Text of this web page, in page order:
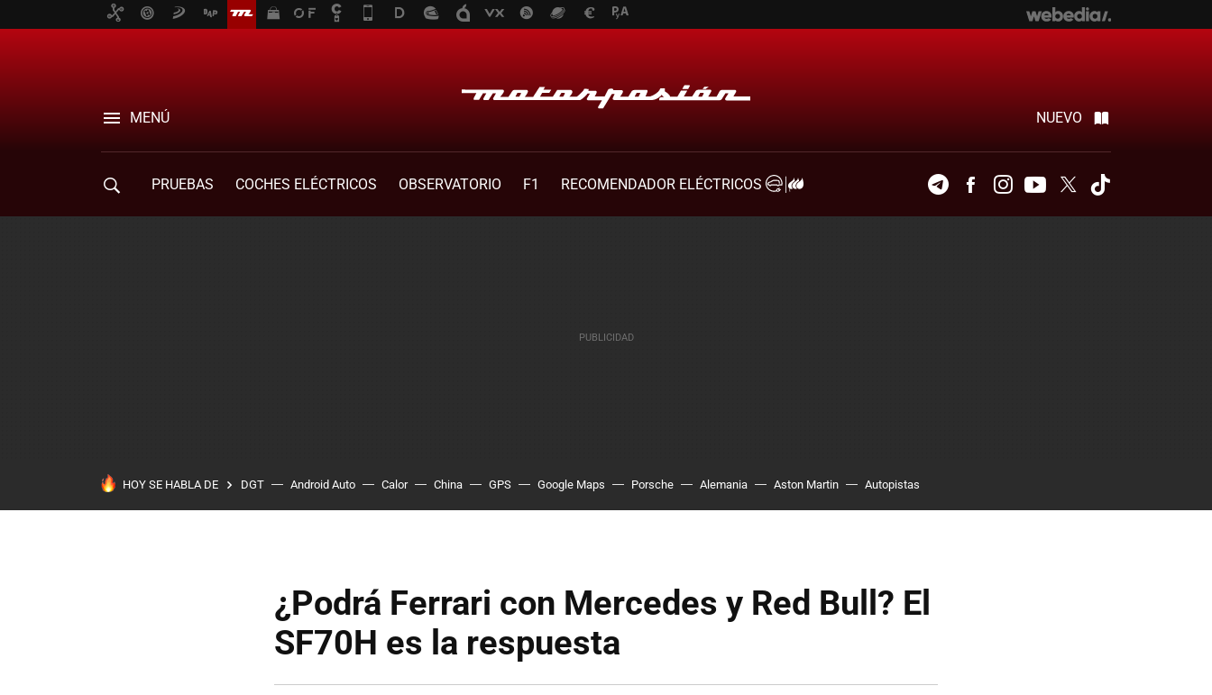
MENÚ NUEVO
PRUEBAS COCHES ELÉCTRICOS OBSERVATORIO F1
RECOMENDADOR ELÉCTRICOS
TelegramFacebookInstagramYoutubeTwitter
HOY SE HABLA DE DGT Android Auto Calor China GPS Google Maps Porsche Alemania Aston Martin Autopistas
¿Podrá Ferrari con Mercedes y Red Bull? El
SF70H es la respuesta